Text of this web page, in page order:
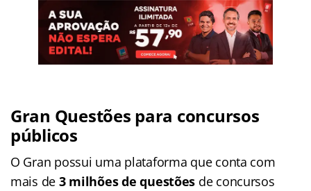
Gran Questões para concursos
públicos
O Gran possui uma plataforma que conta com
mais de 3 milhões de questões de concursos